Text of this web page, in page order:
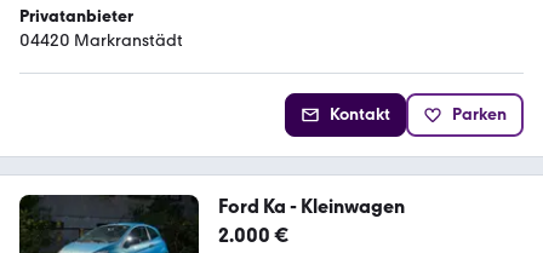
Privatanbieter
04420 Markranstädt
Kontakt Parken
Ford Ka - Kleinwagen
2.000 €